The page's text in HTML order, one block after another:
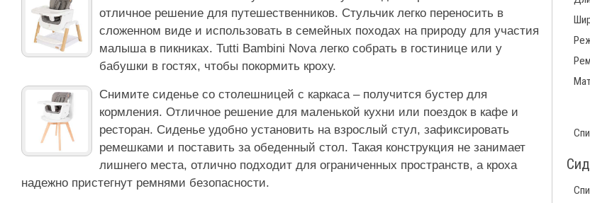
отличное решение для путешественников. Стульчик легко переносить в
сложенном виде и использовать в семейных походах на природу для участия
малыша в пикниках. Tutti Bambini Nova легко собрать в гостинице или у
бабушки в гостях, чтобы покормить кроху.
Снимите сиденье со столешницей с каркаса – получится бустер для
кормления. Отличное решение для маленькой кухни или поездок в кафе и
ресторан. Сиденье удобно установить на взрослый стул, зафиксировать
ремешками и поставить за обеденный стол. Такая конструкция не занимает
лишнего места, отлично подходит для ограниченных пространств, а кроха
надежно пристегнут ремнями безопасности.